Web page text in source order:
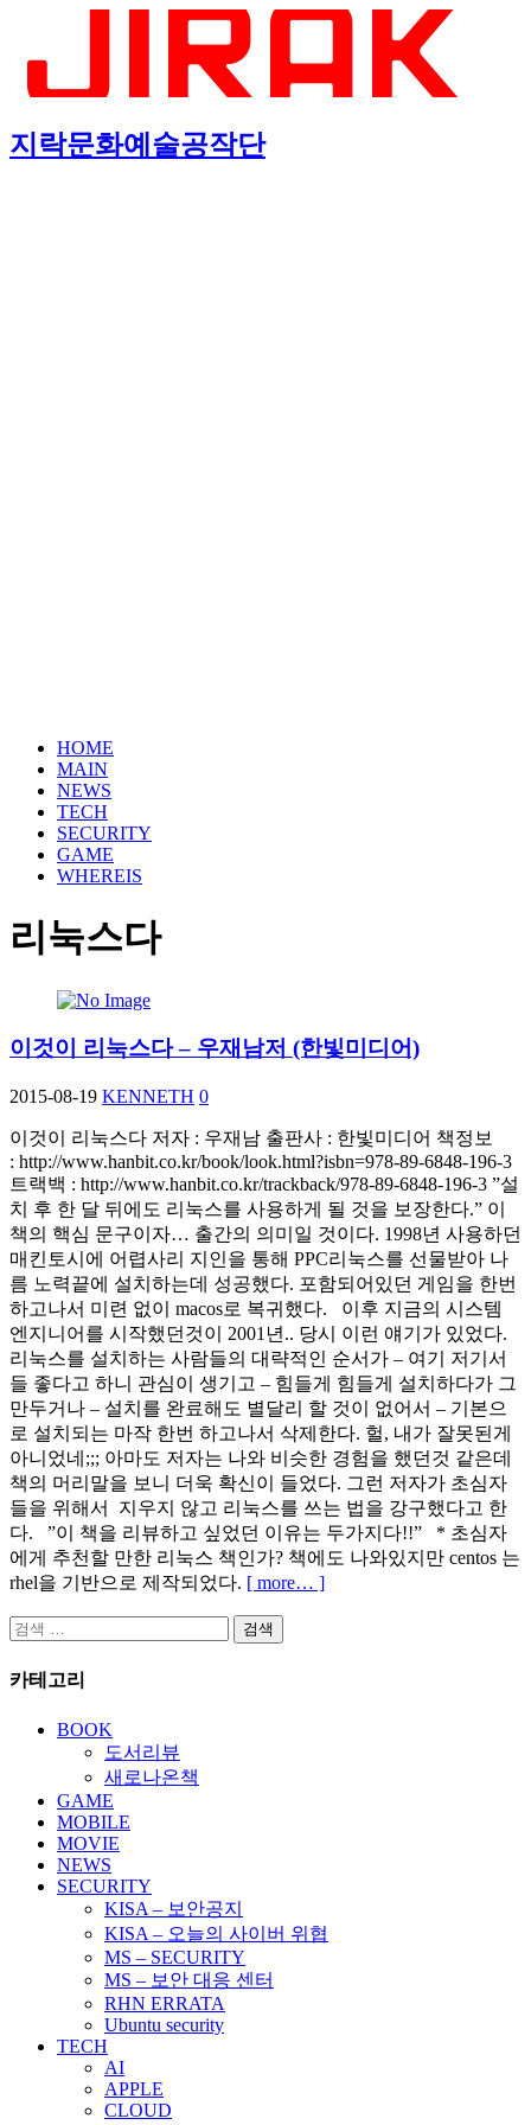
지락문화예술공작단
HOME
MAIN
NEWS
TECH
SECURITY
GAME
WHEREIS
리눅스다
이것이 리눅스다 – 우재남저 (한빛미디어)
2015-08-19 KENNETH 0
이것이 리눅스다 저자 : 우재남 출판사 : 한빛미디어 책정보
: http://www.hanbit.co.kr/book/look.html?isbn=978-89-6848-196-3
트랙백 : http://www.hanbit.co.kr/trackback/978-89-6848-196-3 ”설
치 후 한 달 뒤에도 리눅스를 사용하게 될 것을 보장한다.” 이
책의 핵심 문구이자… 출간의 의미일 것이다. 1998년 사용하던
매킨토시에 어렵사리 지인을 통해 PPC리눅스를 선물받아 나
름 노력끝에 설치하는데 성공했다. 포함되어있던 게임을 한번
하고나서 미련 없이 macos로 복귀했다. 이후 지금의 시스템
엔지니어를 시작했던것이 2001년.. 당시 이런 얘기가 있었다.
리눅스를 설치하는 사람들의 대략적인 순서가 – 여기 저기서
들 좋다고 하니 관심이 생기고 – 힘들게 힘들게 설치하다가 그
만두거나 – 설치를 완료해도 별달리 할 것이 없어서 – 기본으
로 설치되는 마작 한번 하고나서 삭제한다. 헐, 내가 잘못된게
아니었네;;; 아마도 저자는 나와 비슷한 경험을 했던것 같은데
책의 머리말을 보니 더욱 확신이 들었다. 그런 저자가 초심자
들을 위해서 지우지 않고 리눅스를 쓰는 법을 강구했다고 한
다. ”이 책을 리뷰하고 싶었던 이유는 두가지다!!” * 초심자
에게 추천할 만한 리눅스 책인가? 책에도 나와있지만 centos 는
rhel을 기반으로 제작되었다. [ more… ]
검
카테고리
BOOK
도서리뷰
새로나온책
GAME
MOBILE
MOVIE
NEWS
SECURITY
KISA – 보안공지
KISA – 오늘의 사이버 위협
MS – SECURITY
MS – 보안 대응 센터
RHN ERRATA
Ubuntu security
TECH
AI
APPLE
CLOUD